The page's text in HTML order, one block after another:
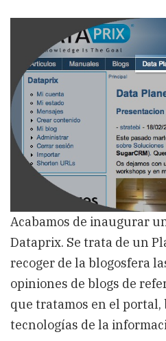
sobre
Tecnologías
de
la
Información
Acabamos de inaugurar
Dataprix. Se trata de un
recoger de la blogosfera
opiniones de blogs de
que tratamos en el portal,
tecnologías de la